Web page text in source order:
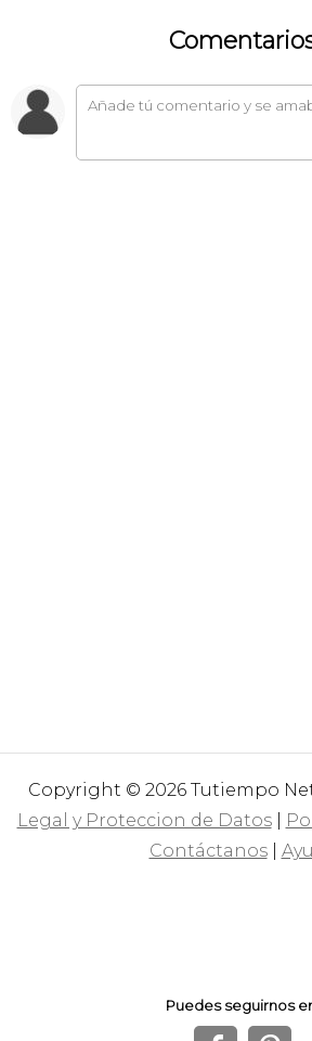
Copyright © 2026 Tutiempo
Legal y Proteccion de Datos|
Contáctanos|
Puedes seguirnos